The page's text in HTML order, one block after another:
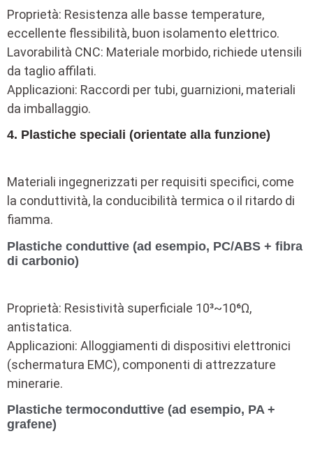
Proprietà: Resistenza alle basse temperature,
eccellente flessibilità, buon isolamento elettrico.
Lavorabilità CNC: Materiale morbido, richiede utensili
da taglio affilati.
Applicazioni: Raccordi per tubi, guarnizioni, materiali
da imballaggio.
4. Plastiche speciali (orientate alla funzione)
Materiali ingegnerizzati per requisiti specifici, come
la conduttività, la conducibilità termica o il ritardo di
fiamma.
Plastiche conduttive (ad esempio, PC/ABS + fibra
di carbonio)
Proprietà: Resistività superficiale 10³~10⁶Ω,
antistatica.
Applicazioni: Alloggiamenti di dispositivi elettronici
(schermatura EMC), componenti di attrezzature
minerarie.
Plastiche termoconduttive (ad esempio, PA +
grafene)